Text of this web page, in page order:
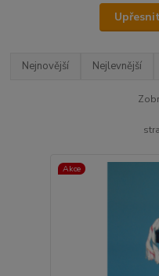
Nejnovější Nejlevnější
Akce